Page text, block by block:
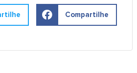
Compartilhe